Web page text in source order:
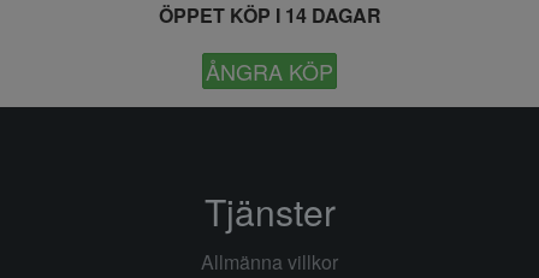
ÖPPET KÖP I 14 DAGAR
ÅNGRA KÖP
Tjänster
Allmänna villkor